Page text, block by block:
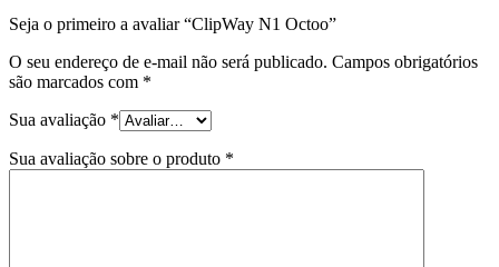
Seja o primeiro a avaliar “ClipWay N1 Octoo”
O seu endereço de e-mail não será publicado. Campos obrigatórios
são marcados com *
Sua avaliação *
Sua avaliação sobre o produto *